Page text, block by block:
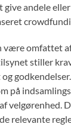
give andele
være omfattet
stiller
på
velgørenhed.
relevante